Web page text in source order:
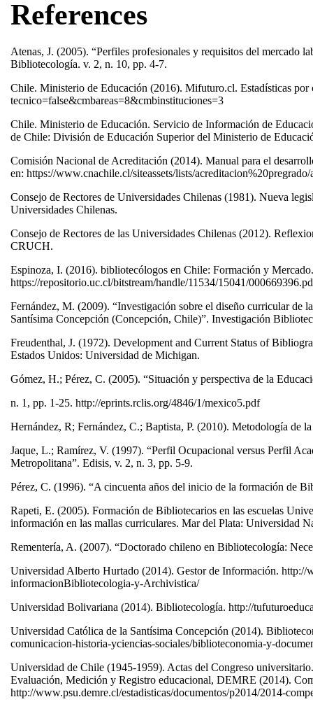
References
Atenas, J. (2005). “Perfiles profesionales y requisitos del mercado
Bibliotecología. v. 2, n. 10, pp. 4-7.
Chile. Ministerio de Educación (2016). Mifuturo.cl. Estadísticas
tecnico=false&cmbareas=8&cmbinstituciones=3
Chile. Ministerio de Educación. Servicio de Información de
de Chile: División de Educación Superior del Ministerio de
Comisión Nacional de Acreditación (2014). Manual para el
en: https://www.cnachile.cl/siteassets/lists/
Consejo de Rectores de Universidades Chilenas (1981). Nueva
Universidades Chilenas.
Consejo de Rectores de las Universidades Chilenas (2012).
CRUCH.
Espinoza, I. (2016). bibliotecólogos en Chile: Formación y
https://repositorio.uc.cl/bitstream/handle/11534/15041/
Fernández, M. (2009). “Investigación sobre el diseño curricular de
Santísima Concepción (Concepción, Chile)”. Investigación
Freudenthal, J. (1972). Development and Current Status of
Estados Unidos: Universidad de Michigan.
Gómez, H.; Pérez, C. (2005). “Situación y perspectiva de la
n. 1, pp. 1-25. http://eprints.rclis.org/4846/1/mexico5.pdf
Hernández, R; Fernández, C.; Baptista, P. (2010). Metodología
Jaque, L.; Ramírez, V. (1997). “Perfil Ocupacional versus Perfil
Metropolitana”. Edisis, v. 2, n. 3, pp. 5-9.
Pérez, C. (1996). “A cincuenta años del inicio de la formación de
Rapeti, E. (2005). Formación de Bibliotecarios en las escuelas
información en las mallas curriculares. Mar del Plata: Universidad
Rementería, A. (2007). “Doctorado chileno en Bibliotecología:
Universidad Alberto Hurtado (2014). Gestor de Información. http://
informacionBibliotecologia-y-Archivistica/
Universidad Bolivariana (2014). Bibliotecología. http://
Universidad Católica de la Santísima Concepción (2014).
comunicacion-historia-yciencias-sociales/biblioteconomia-y-
Universidad de Chile (1945-1959). Actas del Congreso
Evaluación, Medición y Registro educacional, DEMRE (2014).
http://www.psu.demre.cl/estadisticas/documentos/p2014/2014-